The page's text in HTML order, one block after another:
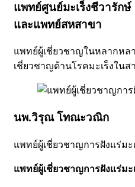
แพทย์ศูนย์มะเร็งชีวารักษ์
และแพทย์สหสาขา
แพทย์ผู้เชี่ยวชาญในหลากหล
เชี่ยวชาญด้านโรคมะเร็งในส
นพ.วิรุณ โทณะวณิก
แพทย์ผู้เชี่ยวชาญการฝังแร่ม
แพทย์ผู้เชี่ยวชาญการฝังแร่ม